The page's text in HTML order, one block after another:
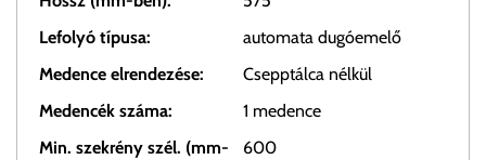
Lefolyó típusa:
automata dugóemelő
Medence elrendezése:
Csepptálca nélkül
Medencék száma:
1 medence
Min. szekrény szél. (mm-
600